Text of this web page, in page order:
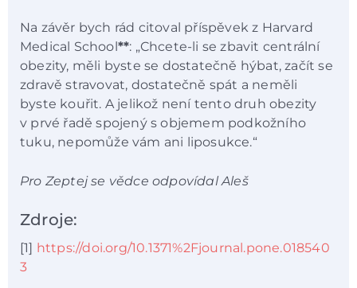
Na závěr bych rád citoval příspěvek z Harvard
Medical School **: „Chcete-li se zbavit centrální
obezity, měli byste se dostatečně hýbat, začít se
zdravě stravovat, dostatečně spát a neměli
byste kouřit. A jelikož není tento druh obezity
v prvé řadě spojený s objemem podkožního
tuku, nepomůže vám ani liposukce.“
Pro Zeptej se vědce odpovídal Aleš
Zdroje:
[1] https://doi.org/10.1371%2Fjournal.pone.018540
3